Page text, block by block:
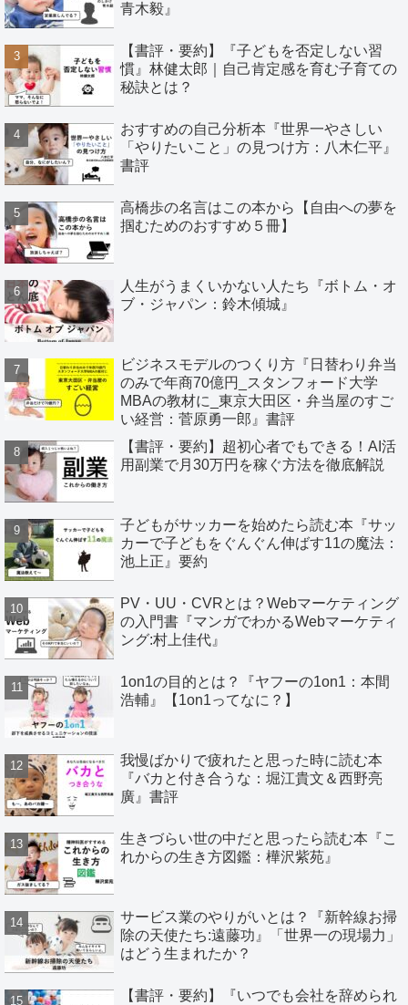
青木毅』
【書評・要約】『子どもを否定しない習
慣』林健太郎｜自己肯定感を育む子育ての
秘訣とは？
おすすめの自己分析本『世界一やさしい
「やりたいこと」の見つけ方：八木仁平』
書評
高橋歩の名言はこの本から【自由への夢を
掴むためのおすすめ５冊】
人生がうまくいかない人たち『ボトム・オ
ブ・ジャパン：鈴木傾城』
ビジネスモデルのつくり方『日替わり弁当
のみで年商70億円_スタンフォード大学
MBAの教材に_東京大田区・弁当屋のすご
い経営：菅原勇一郎』書評
【書評・要約】超初心者でもできる！AI活
用副業で月30万円を稼ぐ方法を徹底解説
子どもがサッカーを始めたら読む本『サッ
カーで子どもをぐんぐん伸ばす11の魔法：
池上正』要約
PV・UU・CVRとは？Webマーケティング
の入門書『マンガでわかるWebマーケティ
ング:村上佳代』
1on1の目的とは？『ヤフーの1on1：本間
浩輔』【1on1ってなに？】
我慢ばかりで疲れたと思った時に読む本
『バカと付き合うな：堀江貴文＆西野亮
廣』書評
生きづらい世の中だと思ったら読む本『こ
れからの生き方図鑑：樺沢紫苑』
サービス業のやりがいとは？『新幹線お掃
除の天使たち:遠藤功』「世界一の現場力」
はどう生まれたか？
【書評・要約】『いつでも会社を辞められ